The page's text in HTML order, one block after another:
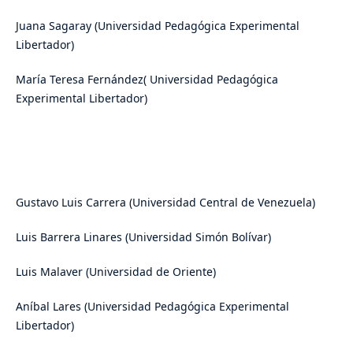
Juana Sagaray (Universidad Pedagógica Experimental
Libertador)
María Teresa Fernández( Universidad Pedagógica
Experimental Libertador)
Gustavo Luis Carrera (Universidad Central de Venezuela)
Luis Barrera Linares (Universidad Simón Bolívar)
Luis Malaver (Universidad de Oriente)
Aníbal Lares (Universidad Pedagógica Experimental
Libertador)